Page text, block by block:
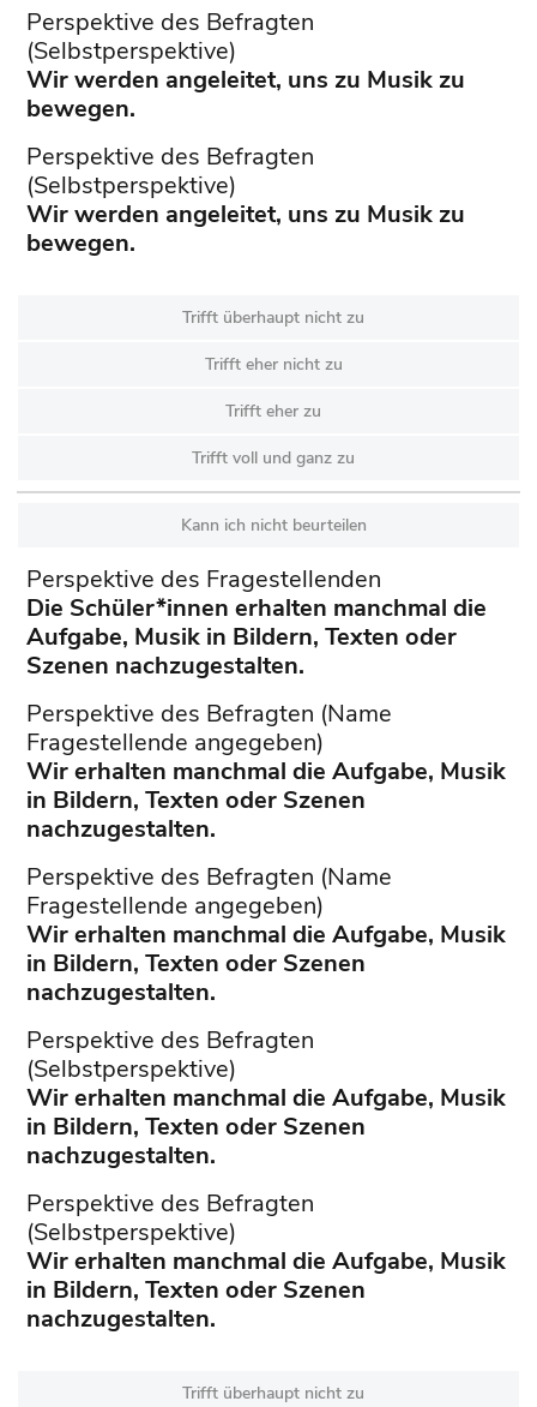
Perspektive des Befragten
(Selbstperspektive)
Wir werden angeleitet, uns zu Musik zu
bewegen.
Perspektive des Befragten
(Selbstperspektive)
Wir werden angeleitet, uns zu Musik zu
bewegen.
Trifft überhaupt nicht zu
Trifft eher nicht zu
Trifft eher zu
Trifft voll und ganz zu
Kann ich nicht beurteilen
Perspektive des Fragestellenden
Die Schüler*innen erhalten manchmal die
Aufgabe, Musik in Bildern, Texten oder
Szenen nachzugestalten.
Perspektive des Befragten (Name
Fragestellende angegeben)
Wir erhalten manchmal die Aufgabe, Musik
in Bildern, Texten oder Szenen
nachzugestalten.
Perspektive des Befragten (Name
Fragestellende angegeben)
Wir erhalten manchmal die Aufgabe, Musik
in Bildern, Texten oder Szenen
nachzugestalten.
Perspektive des Befragten
(Selbstperspektive)
Wir erhalten manchmal die Aufgabe, Musik
in Bildern, Texten oder Szenen
nachzugestalten.
Perspektive des Befragten
(Selbstperspektive)
Wir erhalten manchmal die Aufgabe, Musik
in Bildern, Texten oder Szenen
nachzugestalten.
Trifft überhaupt nicht zu